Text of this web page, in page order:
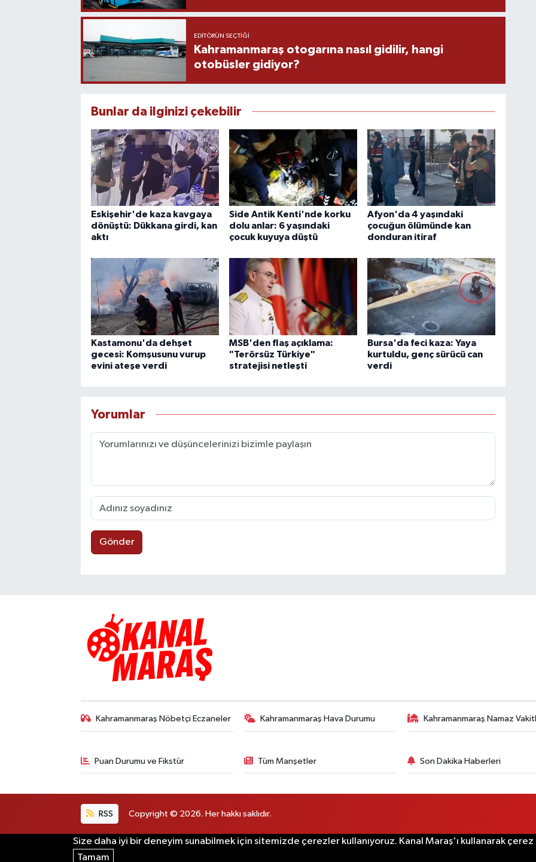
EDITÖRÜN SEÇTIĞI
Kahramanmaraş otogarına nasıl gidilir, hangi
otobüsler gidiyor?
Bunlar da ilginizi çekebilir
Eskişehir'de kaza kavgaya
dönüştü: Dükkana girdi, kan
aktı
Side Antik Kenti'nde korku
dolu anlar: 6 yaşındaki
çocuk kuyuya düştü
Afyon'da 4 yaşındaki
çocuğun ölümünde kan
donduran itiraf
Kastamonu'da dehşet
gecesi: Komşusunu vurup
evini ateşe verdi
MSB'den flaş açıklama:
"Terörsüz Türkiye"
stratejisi netleşti
Bursa'da feci kaza: Yaya
kurtuldu, genç sürücü can
verdi
Yorumlar
Gönder
Kahramanmaraş Nöbetçi Eczaneler Kahramanmaraş Hava Durumu Kahramanmaraş Namaz
Puan Durumu ve Fikstür Tüm Manşetler Son Dakika Haberleri
RSS Copyright © 2026. Her hakkı saklıdır.
Size daha iyi bir deneyim sunabilmek için sitemizde çerezler kullanıyoruz. Kanal Maraş'ı kullanarak çerez
Tamam